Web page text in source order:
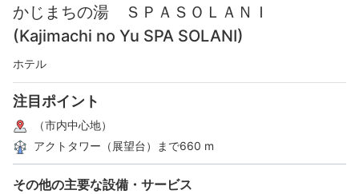
かじまちの湯 ＳＰＡＳＯＬＡＮＩ
(Kajimachi no Yu SPA SOLANI)
ホテル
注目ポイント
（市内中心地）
アクトタワー（展望台）まで660 m
その他の主要な設備・サービス